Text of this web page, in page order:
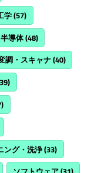
学(57)
半導体(48)
調・スキャナ(40)
ング・洗浄(33)